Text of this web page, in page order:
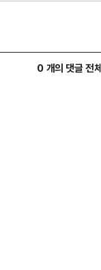
0 개의 댓글 전